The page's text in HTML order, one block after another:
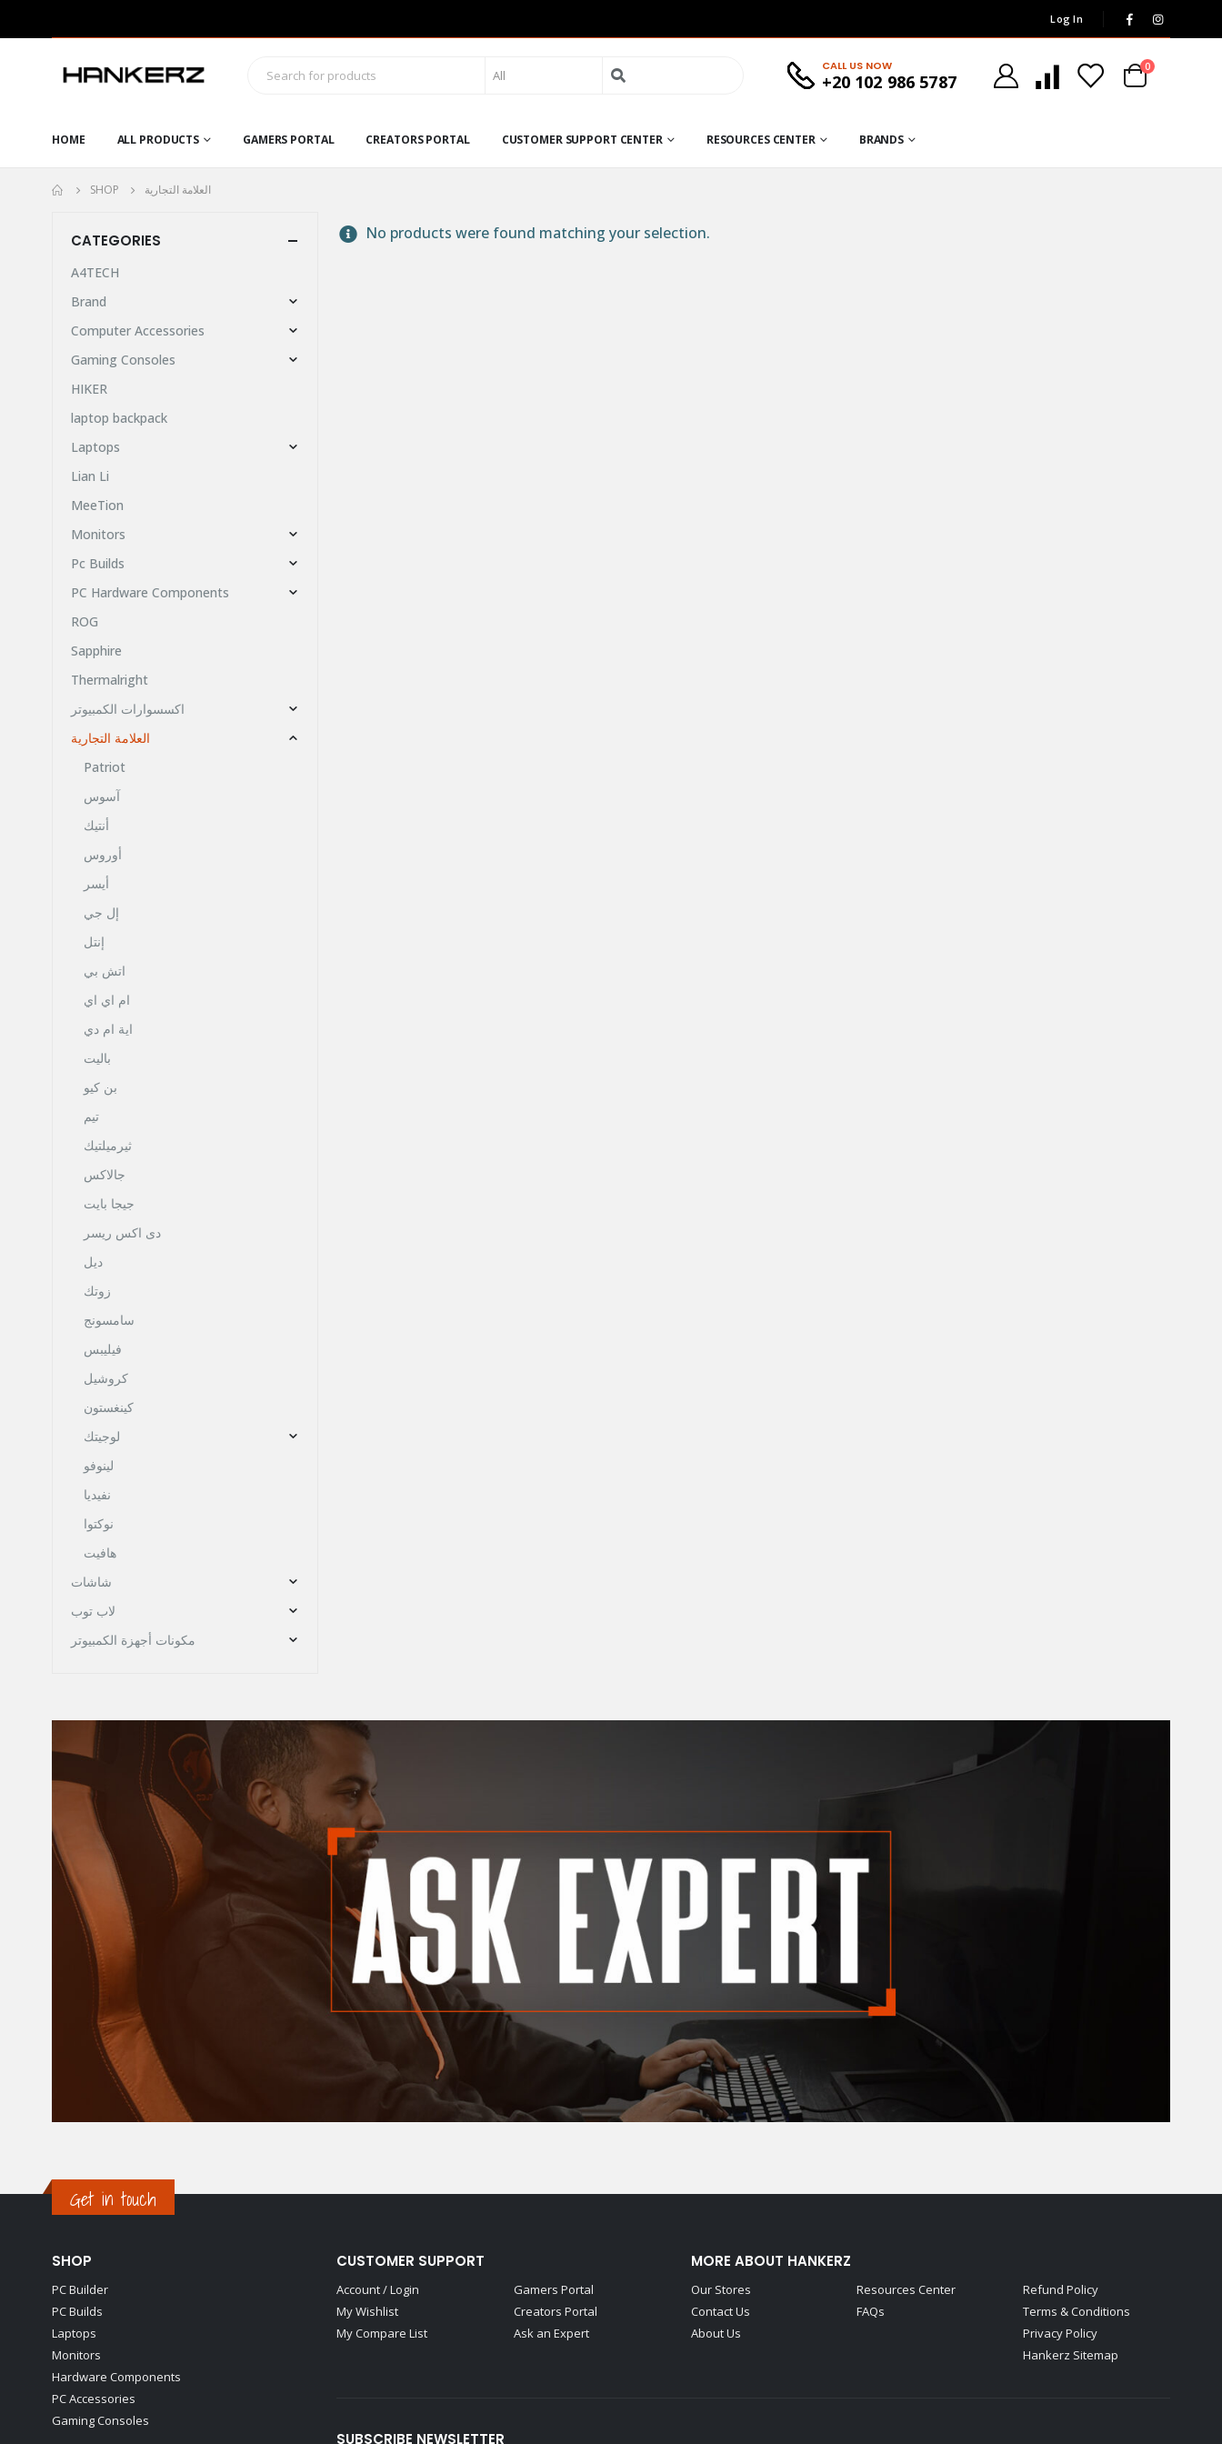
Log In
Search
CALL US NOW
+20 102 986 5787
0
HOME ALL PRODUCTS GAMERS PORTAL CREATORS PORTAL CUSTOMER SUPPORT CENTER RESOURCES CENTER BRANDS
SHOP العلامة التجارية
No products were found matching your selection.
CATEGORIES
A4TECH
Brand
Computer Accessories
Gaming Consoles
HIKER
laptop backpack
Laptops
Lian Li
MeeTion
Monitors
Pc Builds
PC Hardware Components
ROG
Sapphire
Thermalright
اكسسوارات الكمبيوتر
العلامة التجارية
Patriot
آسوس
أنتيك
أوروس
أيسر
إل جي
إنتل
اتش بي
ام اي اي
اية ام دي
باليت
بن كيو
تيم
ثيرميلتيك
جالاكس
جيجا بايت
دى اكس ريسر
ديل
زوتك
سامسونج
فيليبس
كروشيل
كينغستون
لوجيتك
لينوفو
نفيديا
نوكتوا
هافيت
شاشات
لاب توب
مكونات أجهزة الكمبيوتر
Get in touch
SHOP
PC Builder
PC Builds
Laptops
Monitors
Hardware Components
PC Accessories
Gaming Consoles
CUSTOMER SUPPORT
Account / Login
My Wishlist
My Compare List
Gamers Portal
Creators Portal
Ask an Expert
MORE ABOUT HANKERZ
Our Stores
Contact Us
About Us
Resources Center
FAQs
Refund Policy
Terms & Conditions
Privacy Policy
Hankerz Sitemap
SUBSCRIBE NEWSLETTER